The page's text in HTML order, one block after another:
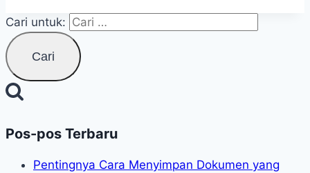
Cari untuk:
Pos-pos Terbaru
Pentingnya Cara Menyimpan Dokumen yang